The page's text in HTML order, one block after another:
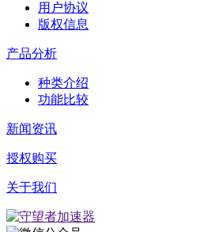
用户协议
版权信息
产品分析
种类介绍
功能比较
新闻资讯
授权购买
关于我们